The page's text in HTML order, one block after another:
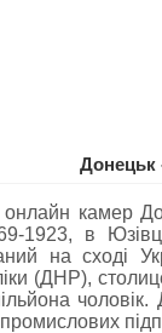
Донецьк
онлайн камер
1923, в
на сході
(ДНР),
промислових